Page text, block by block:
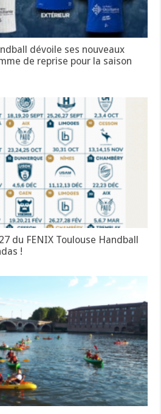
dévoile ses nouveaux
de reprise pour la saison
du FENIX Toulouse Handball
!